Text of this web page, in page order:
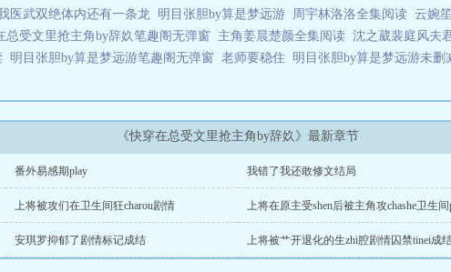
医武双绝体内还有一条龙 明目张胆by算是梦远游 周宇林洛洛全集阅读 云婉
总受文里抢主角by辞奺笔趣阁无弹窗 主角姜晨楚颜全集阅读 沈之葳裴庭风夫
明目张胆by算是梦远游笔趣阁无弹窗 老师要稳住 明目张胆by算是梦远游未删
《快穿在总受文里抢主角by辞奺》最新章节
番外易感期play 我错了我还敢修文结局
上将被攻们在卫生间狂charou剧情 上将在原主受shen后被主角攻chashe卫生间
安琪罗抑郁了剧情标记成结 上将被艹开退化的生zhi腔剧情囚禁tinei成